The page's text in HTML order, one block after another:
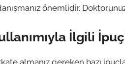
önemlidir.
İlgili
almanız gereken bazı